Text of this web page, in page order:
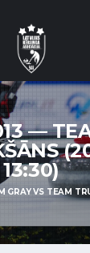
—
13:30)
GRAY VS TEAM